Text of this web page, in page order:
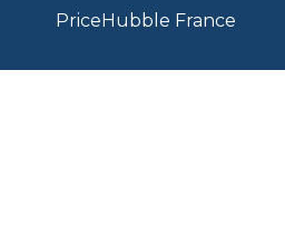
PriceHubble France